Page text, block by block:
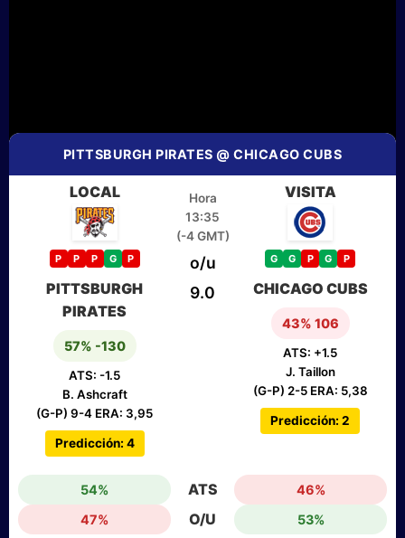
PITTSBURGH PIRATES @ CHICAGO CUBS
LOCAL
P P P G P
PITTSBURGH
PIRATES
57% -130
ATS: -1.5
B. Ashcraft
(G-P) 9-4 ERA: 3,95
Predicción: 4
Hora
13:35
(-4 GMT)
o/u
9.0
VISITA
G G P G P
CHICAGO CUBS
43% 106
ATS: +1.5
J. Taillon
(G-P) 2-5 ERA: 5,38
Predicción: 2
54% ATS
46%
47%
O/U 53%